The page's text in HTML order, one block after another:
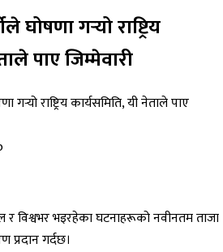
घोषणा गर्‍यो राष्ट्रिय
पाए जिम्मेवारी
विश्वभर भइरहेका घटनाहरूको नवीनतम ताजा
प्रदान गर्दछ।